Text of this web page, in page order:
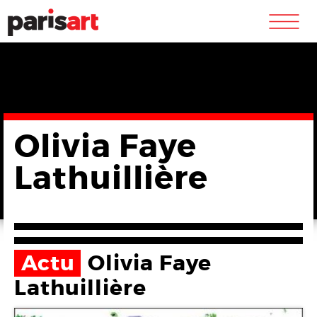
m
Olivia Faye
Lathuillière
Actu Olivia Faye
Lathuillière